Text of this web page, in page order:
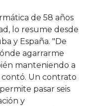
de 58 años
lo resume desde
y España. "De
agarrarme
manteniendo a
contó. Un contrato
pasar seis
y